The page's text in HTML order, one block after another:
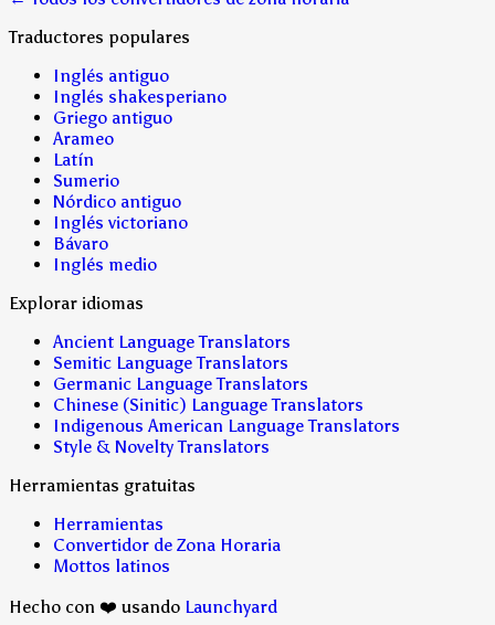
Traductores populares
Inglés antiguo
Inglés shakesperiano
Griego antiguo
Arameo
Latín
Sumerio
Nórdico antiguo
Inglés victoriano
Bávaro
Inglés medio
Explorar idiomas
Ancient Language Translators
Semitic Language Translators
Germanic Language Translators
Chinese (Sinitic) Language Translators
Indigenous American Language Translators
Style & Novelty Translators
Herramientas gratuitas
Herramientas
Convertidor de Zona Horaria
Mottos latinos
Hecho con ❤️ usando Launchyard